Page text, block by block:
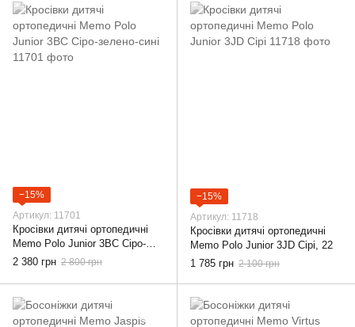
−15%
Артикул: 11701
Кросівки дитячі ортопедичні
Memo Polo Junior 3BC Сіро-
зелено-сині, 22
2 380 грн 2 800 грн
−15%
Артикул: 11718
Кросівки дитячі ортопедичні
Memo Polo Junior 3JD Сірі, 22
1 785 грн 2 100 грн